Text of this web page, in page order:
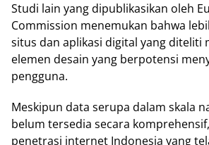
Studi lain yang dipublikasikan oleh
Commission menemukan bahwa
situs dan aplikasi digital yang diteliti
elemen desain yang berpotensi
pengguna.
Meskipun data serupa dalam skala
belum tersedia secara
penetrasi internet Indonesia yang